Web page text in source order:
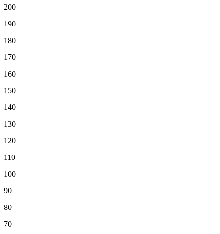
200
190
180
170
160
150
140
130
120
110
100
90
80
70